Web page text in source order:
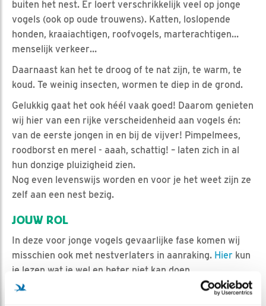
buiten het nest. Er loert verschrikkelijk veel op jonge
vogels (ook op oude trouwens). Katten, loslopende
honden, kraaiachtigen, roofvogels, marterachtigen…
menselijk verkeer…
Daarnaast kan het te droog of te nat zijn, te warm, te
koud. Te weinig insecten, wormen te diep in de grond.
Gelukkig gaat het ook héél vaak goed! Daarom genieten
wij hier van een rijke verscheidenheid aan vogels én:
van de eerste jongen in en bij de vijver! Pimpelmees,
roodborst en merel - aaah, schattig! – laten zich in al
hun donzige pluizigheid zien.
Nog even levenswijs worden en voor je het weet zijn ze
zelf aan een nest bezig.
JOUW ROL
In deze voor jonge vogels gevaarlijke fase komen wij
misschien ook met nestverlaters in aanraking. Hier kun
je lezen wat je wel en beter niet kan doen.
Zelf zou ik het liefst zien dat huiskatten die wél buiten